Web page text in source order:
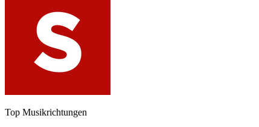
Top Musikrichtungen